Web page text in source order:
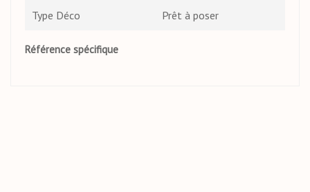
Type Déco Prêt à poser
Référence spécifique